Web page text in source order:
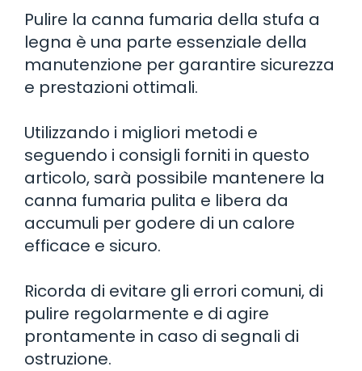
Pulire la canna fumaria della stufa a
legna è una parte essenziale della
manutenzione per garantire sicurezza
e prestazioni ottimali.
Utilizzando i migliori metodi e
seguendo i consigli forniti in questo
articolo, sarà possibile mantenere la
canna fumaria pulita e libera da
accumuli per godere di un calore
efficace e sicuro.
Ricorda di evitare gli errori comuni, di
pulire regolarmente e di agire
prontamente in caso di segnali di
ostruzione.